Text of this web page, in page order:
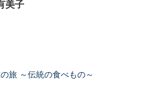
美子
旅 ～伝統の食べもの～